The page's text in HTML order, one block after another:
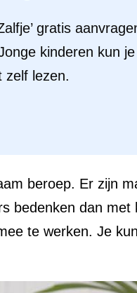
gratis
kinderen kun
zelf lezen.
beroep. Er zijn
bedenken dan met
te werken. Je